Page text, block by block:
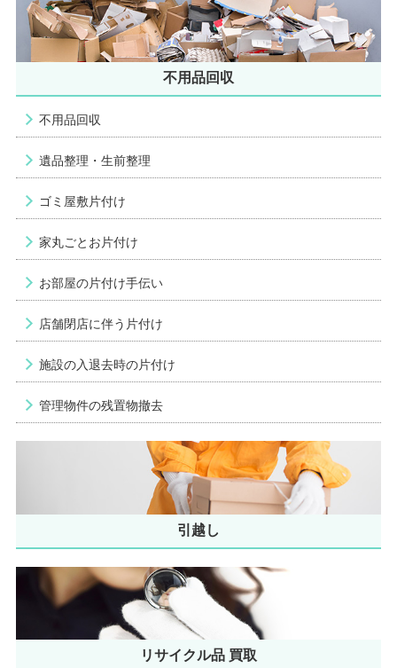
不用品回収
不用品回収
遺品整理・生前整理
ゴミ屋敷片付け
家丸ごとお片付け
お部屋の片付け手伝い
店舗閉店に伴う片付け
施設の入退去時の片付け
管理物件の残置物撤去
引越し
リサイクル品 買取